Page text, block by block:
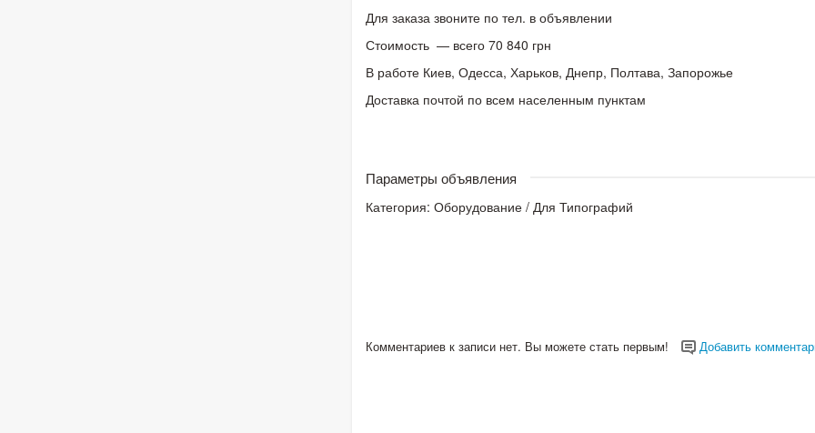
Для заказа звоните по тел. в объявлении
Стоимость — всего 70 840 грн
В работе Киев, Одесса, Харьков, Днепр, Полтава, Запорожье
Доставка почтой по всем населенным пунктам
Параметры объявления
Категория: Оборудование / Для Типографий
Комментариев к записи нет. Вы можете стать первым! Добавить